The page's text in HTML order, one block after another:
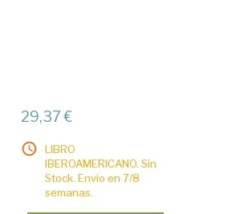
29,37 €
LIBRO
IBEROAMERICANO. Sin
Stock. Envío en 7/8
semanas.